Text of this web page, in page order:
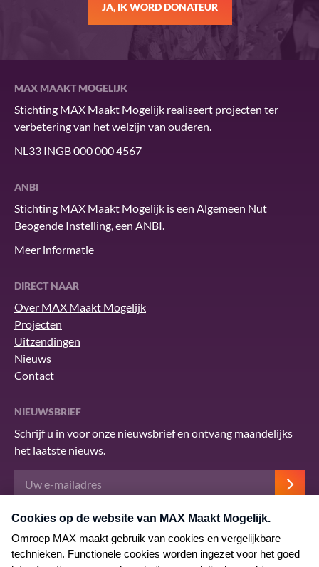
JA, IK WORD DONATEUR
MAX MAAKT MOGELIJK
Stichting MAX Maakt Mogelijk realiseert projecten ter
verbetering van het welzijn van ouderen.
NL33 INGB 000 000 4567
ANBI
Stichting MAX Maakt Mogelijk is een Algemeen Nut
Beogende Instelling, een ANBI.
Meer informatie
DIRECT NAAR
Over MAX Maakt Mogelijk
Projecten
Uitzendingen
Nieuws
Contact
NIEUWSBRIEF
Schrijf u in voor onze nieuwsbrief en ontvang maandelijks
het laatste nieuws.
Deze site wordt beschermd door reCAPTCHA en het Googleprivacybeleid.
servicevoorwaarden